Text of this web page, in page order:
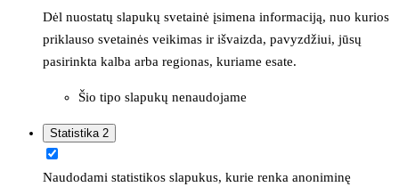
Dėl nuostatų slapukų svetainė įsimena informaciją, nuo kurios
priklauso svetainės veikimas ir išvaizda, pavyzdžiui, jūsų
pasirinkta kalba arba regionas, kuriame esate.
Šio tipo slapukų nenaudojame
Statistika 2
Naudodami statistikos slapukus, kurie renka anoniminę